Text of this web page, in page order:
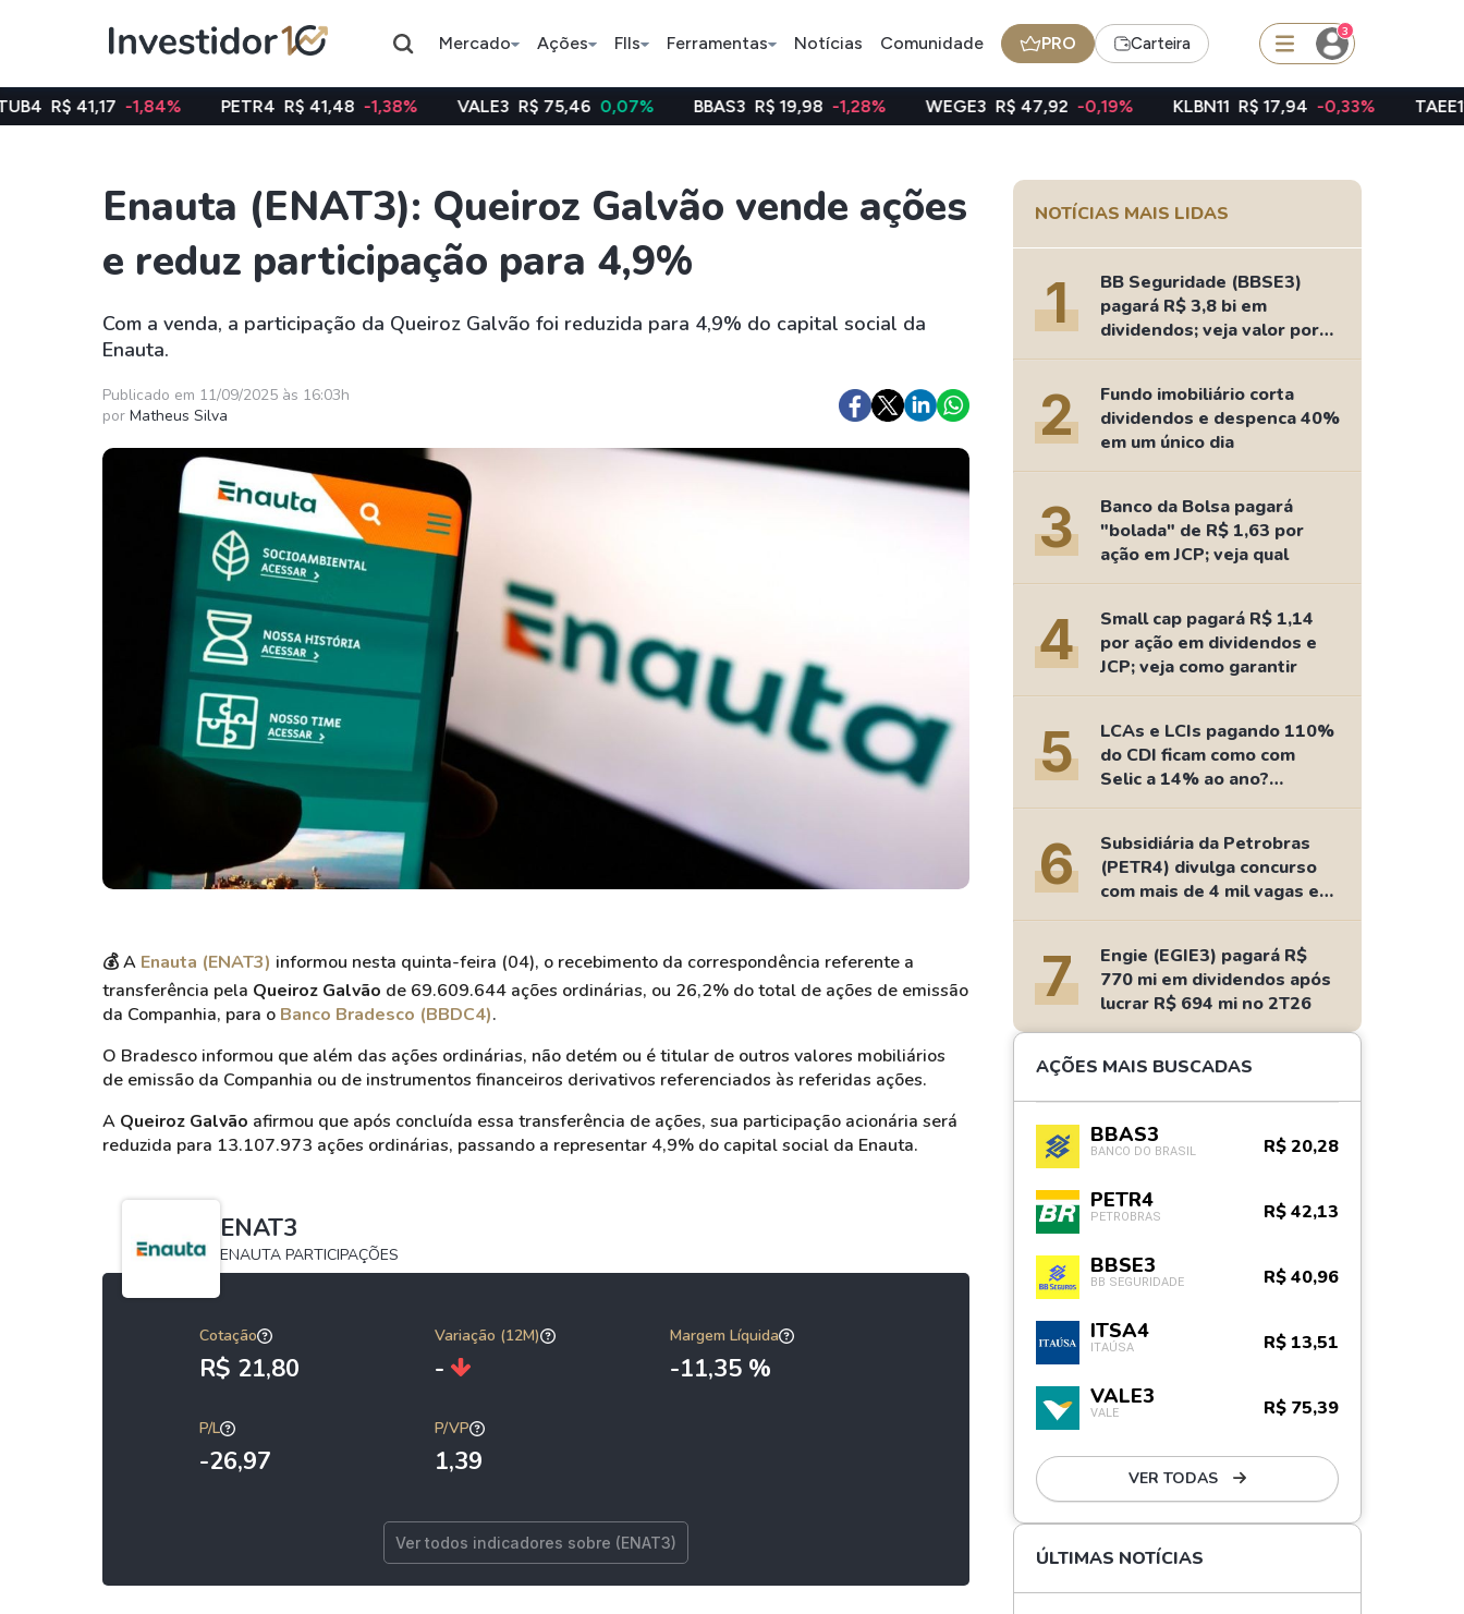
Mercado Ações FIIs Ferramentas Notícias Comunidade PRO Carteira
3
Assuntos do momento
Índice
Ibovespa
Ação
Petrobras
Ação
Bradesco Dividendos
Ações
Taesa
Itausa
Ver todos
XPML11
XPLG11
KNRI11
KNCR11
Ver todos
Amazon
Criptomoedas
Bitcoin
Ethereum
Binance Coin - BNB
Dogecoin
Ideias
Agenda de Dividendos
Radar do Dividendo Inteligente
As Ações Mais Buscadas
Guia do Iniciante
-1,84% PETR4 R$ 41,48 -1,38% VALE3 R$ 75,46 0,07% BBAS3 R$ 19,98 -1,28% WEGE3 R$ 47,92 -0,19% KLBN11 R$ 17,94 -0,33% TAEE11 R$ 39,00
Enauta (ENAT3): Queiroz Galvão vende ações
e reduz participação para 4,9%
Com a venda, a participação da Queiroz Galvão foi reduzida para 4,9% do capital social da
Enauta.
Publicado em 11/09/2025 às 16:03h
por Matheus Silva
💰A Enauta (ENAT3) informou nesta quinta-feira (04), o recebimento da correspondência referente a
transferência pela Queiroz Galvão de 69.609.644 ações ordinárias, ou 26,2% do total de ações de emissão
da Companhia, para o Banco Bradesco (BBDC4).
O Bradesco informou que além das ações ordinárias, não detém ou é titular de outros valores mobiliários
de emissão da Companhia ou de instrumentos financeiros derivativos referenciados às referidas ações.
A Queiroz Galvão afirmou que após concluída essa transferência de ações, sua participação acionária será
reduzida para 13.107.973 ações ordinárias, passando a representar 4,9% do capital social da Enauta.
ENAT3
ENAUTA PARTICIPAÇÕES
Cotação
R$ 21,80
Variação (12M)
-
Margem Líquida
-11,35 %
P/L
-26,97
P/VP
1,39
Ver todos indicadores sobre (ENAT3)
NOTÍCIAS MAIS LIDAS
1
BB Seguridade (BBSE3)
pagará R$ 3,8 bi em
dividendos; veja valor por
ação
2
Fundo imobiliário corta
dividendos e despenca 40%
em um único dia
3
Banco da Bolsa pagará
"bolada" de R$ 1,63 por
ação em JCP; veja qual
4
Small cap pagará R$ 1,14
por ação em dividendos e
JCP; veja como garantir
5
LCAs e LCIs pagando 110%
do CDI ficam como com
Selic a 14% ao ano?
Fizemos as contas
6
Subsidiária da Petrobras
(PETR4) divulga concurso
com mais de 4 mil vagas e
salários de até R$ 15 mil
7
Engie (EGIE3) pagará R$
770 mi em dividendos após
lucrar R$ 694 mi no 2T26
AÇÕES MAIS BUSCADAS
BBAS3
BANCO DO BRASIL R$ 20,28
PETR4
PETROBRAS R$ 42,13
BBSE3
BB SEGURIDADE R$ 40,96
ITSA4
ITAÚSA R$ 13,51
VALE3
VALE R$ 75,39
VER TODAS
ÚLTIMAS NOTÍCIAS